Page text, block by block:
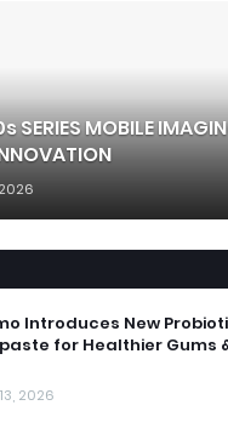
SERIES MOBILE
Introduces New
for Healthier Gums
2026